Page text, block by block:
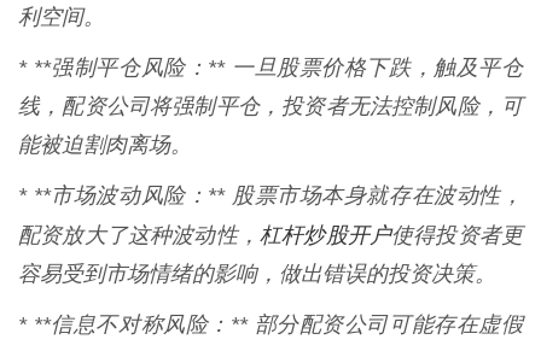
利空间。
* **强制平仓风险：** 一旦股票价格下跌，触及平仓
线，配资公司将强制平仓，投资者无法控制风险，可
能被迫割肉离场。
* **市场波动风险：** 股票市场本身就存在波动性，
配资放大了这种波动性， 杠杆炒股开户使得投资者更
容易受到市场情绪的影响，做出错误的投资决策。
* **信息不对称风险：** 部分配资公司可能存在虚假